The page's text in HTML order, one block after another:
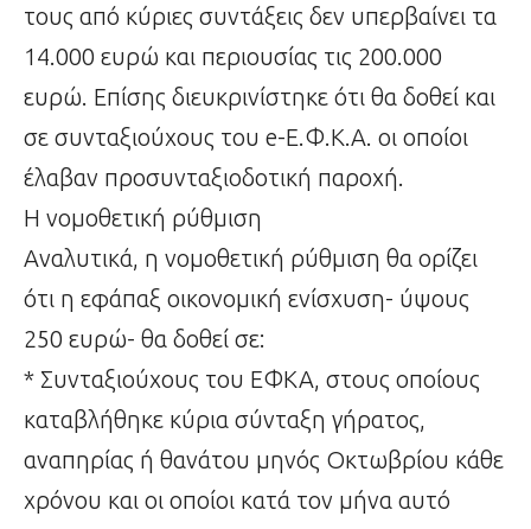
τους από κύριες συντάξεις δεν υπερβαίνει τα
14.000 ευρώ και περιουσίας τις 200.000
ευρώ. Επίσης διευκρινίστηκε ότι θα δοθεί και
σε συνταξιούχους του e-Ε.Φ.Κ.Α. οι οποίοι
έλαβαν προσυνταξιοδοτική παροχή.
Η νομοθετική ρύθμιση
Αναλυτικά, η νομοθετική ρύθμιση θα ορίζει
ότι η εφάπαξ οικονομική ενίσχυση- ύψους
250 ευρώ- θα δοθεί σε:
* Συνταξιούχους του ΕΦΚΑ, στους οποίους
καταβλήθηκε κύρια σύνταξη γήρατος,
αναπηρίας ή θανάτου μηνός Οκτωβρίου κάθε
χρόνου και οι οποίοι κατά τον μήνα αυτό